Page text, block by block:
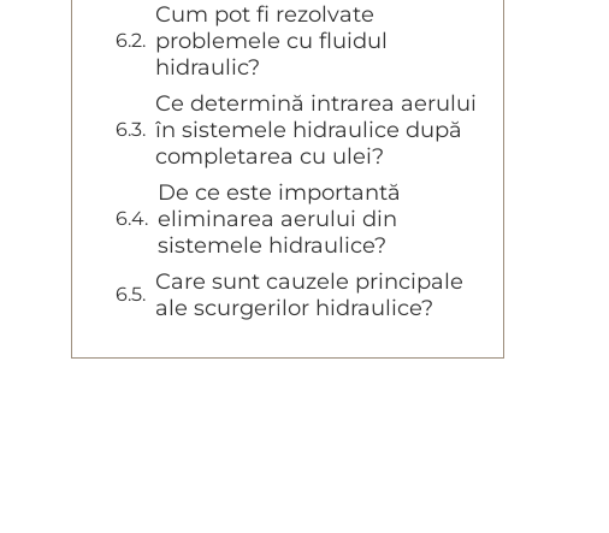
Cum pot fi rezolvate
problemele cu fluidul
hidraulic?
Ce determină intrarea aerului
în sistemele hidraulice după
completarea cu ulei?
De ce este importantă
eliminarea aerului din
sistemele hidraulice?
Care sunt cauzele principale
ale scurgerilor hidraulice?